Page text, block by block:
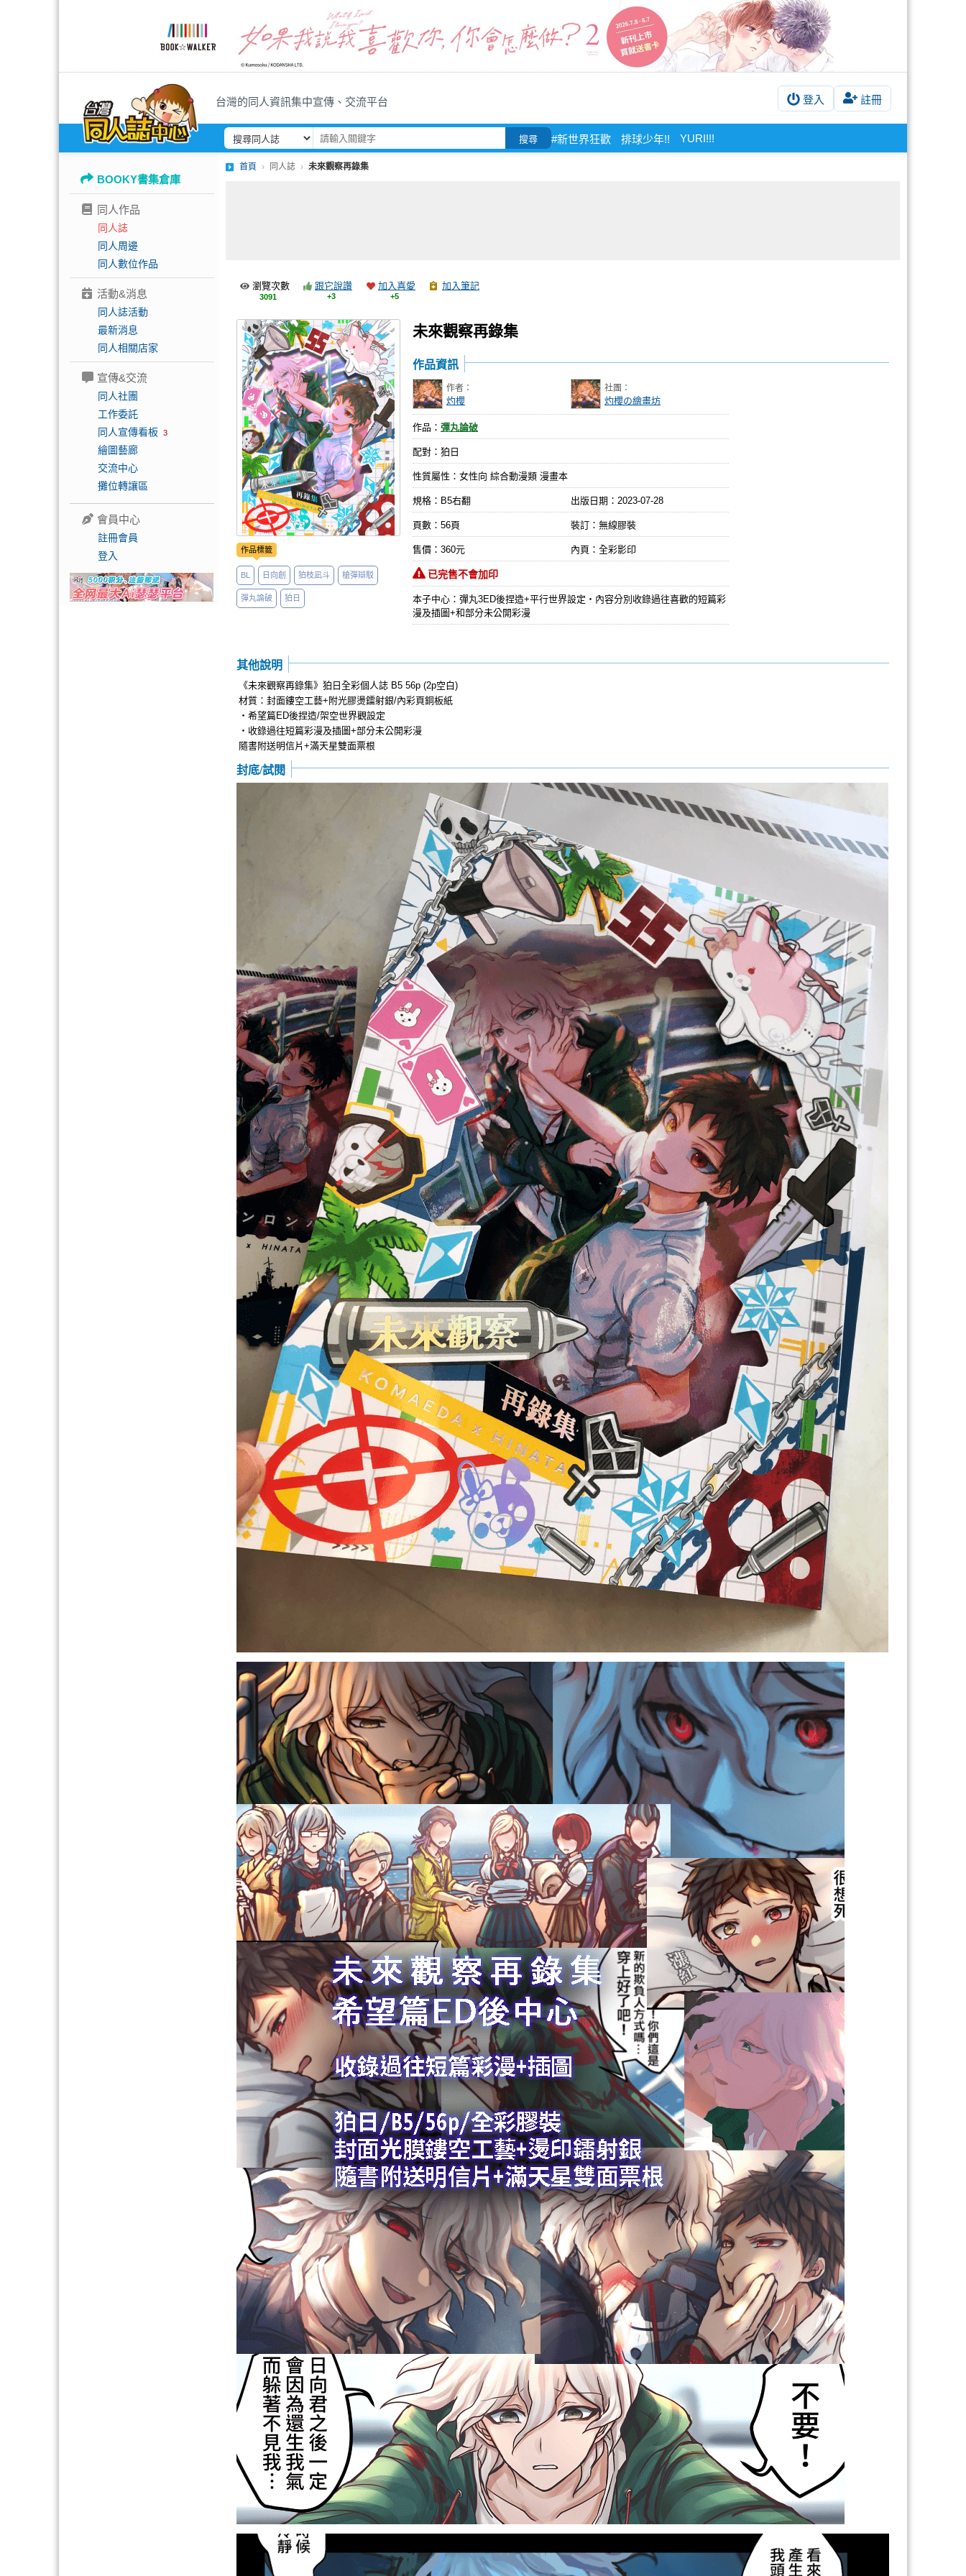
台灣的同人資訊集中宣傳、交流平台 登入 註冊
搜尋 #新世界狂歡 排球少年!! YURI!!!
BOOKY書集倉庫
同人作品
同人誌
同人周邊
同人數位作品
活動&消息
同人誌活動
最新消息
同人相關店家
宣傳&交流
同人社團
工作委託
同人宣傳看板 3
繪圖藝廊
交流中心
攤位轉讓區
會員中心
註冊會員
登入
首頁 同人誌 未來觀察再錄集
瀏覽次數
3091
跟它說讚
+3
加入喜愛
+5
加入筆記
未來觀察再錄集
作品標籤
BL 日向創 狛枝凪斗 槍彈辯駁
彈丸論破 狛日
作品資訊
作者：
灼櫻
社團：
灼櫻の繪畫坊
作品： 彈丸論破
配對：狛日
性質屬性：女性向 綜合動漫類 漫畫本
規格：B5右翻 出版日期： 2023-07-28
頁數：56頁 裝訂：無線膠裝
售價：360元 內頁：全彩影印
已完售不會加印
本子中心：彈丸3ED後捏造+平行世界設定・內容分別收錄過往喜歡的短篇彩
漫及插圖+和部分未公開彩漫
其他說明
《未來觀察再錄集》狛日全彩個人誌 B5 56p (2p空白)
材質：封面鏤空工藝+附光膠燙鐳射銀/內彩頁銅板紙
・希望篇ED後捏造/架空世界觀設定
・收錄過往短篇彩漫及插圖+部分未公開彩漫
隨書附送明信片+滿天星雙面票根
封底/試閱